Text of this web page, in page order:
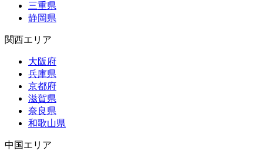
三重県
静岡県
関西エリア
大阪府
兵庫県
京都府
滋賀県
奈良県
和歌山県
中国エリア